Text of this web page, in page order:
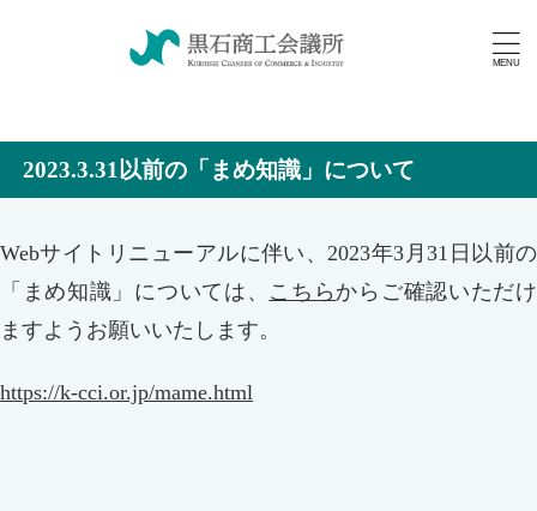
2023.3.31以前の「まめ知識」について
Webサイトリニューアルに伴い、2023年3月31日以前の
「まめ知識」については、 こちら からご確認いただけ
ますようお願いいたします。
https://k-cci.or.jp/mame.html